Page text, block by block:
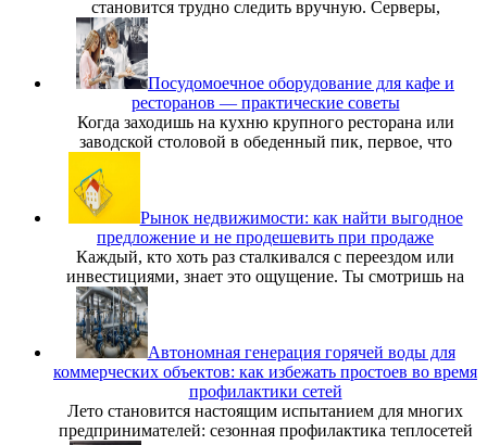
становится трудно следить вручную. Серверы,
Посудомоечное оборудование для кафе и
ресторанов — практические советы
Когда заходишь на кухню крупного ресторана или
заводской столовой в обеденный пик, первое, что
Рынок недвижимости: как найти выгодное
предложение и не продешевить при продаже
Каждый, кто хоть раз сталкивался с переездом или
инвестициями, знает это ощущение. Ты смотришь на
Автономная генерация горячей воды для
коммерческих объектов: как избежать простоев во время
профилактики сетей
Лето становится настоящим испытанием для многих
предпринимателей: сезонная профилактика теплосетей